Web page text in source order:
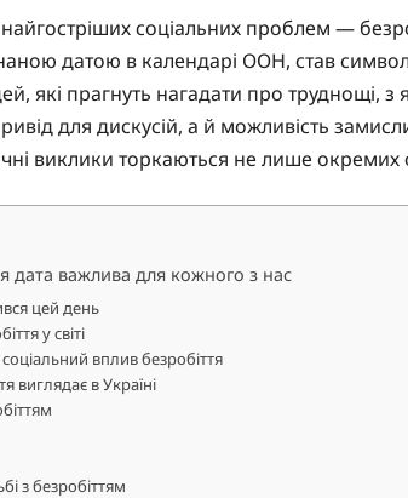
соціальних проблем —
датою в календарі ООН, став
які прагнуть нагадати про труднощі,
для дискусій, а й можливість
виклики торкаються не лише окремих
дата важлива для кожного з нас
цей день
у світі
вплив безробіття
виглядає в Україні
з безробіттям